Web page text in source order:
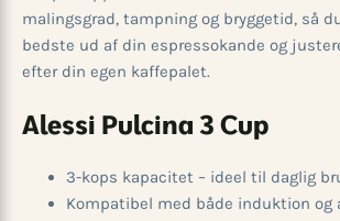
malingsgrad, tampning og bryggetid, så
bedste ud af din espressokande og
efter din egen kaffepalet.
Alessi Pulcina 3 Cup
3-kops kapacitet – ideel til daglig
Kompatibel med både induktion og